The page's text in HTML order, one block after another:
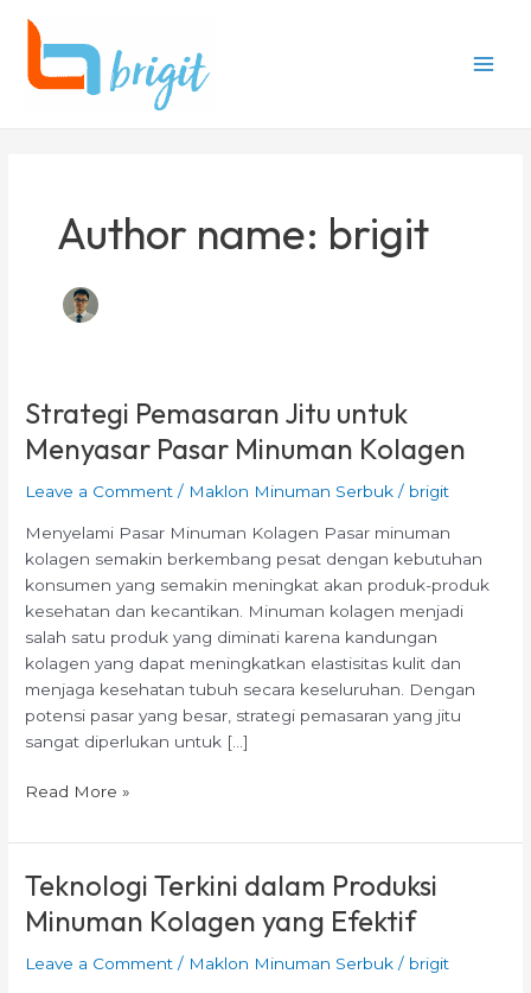
content
Author name: brigit
Strategi Pemasaran Jitu untuk
Menyasar Pasar Minuman Kolagen
Leave a Comment / Maklon Minuman Serbuk / brigit
Menyelami Pasar Minuman Kolagen Pasar minuman
kolagen semakin berkembang pesat dengan kebutuhan
konsumen yang semakin meningkat akan produk-produk
kesehatan dan kecantikan. Minuman kolagen menjadi
salah satu produk yang diminati karena kandungan
kolagen yang dapat meningkatkan elastisitas kulit dan
menjaga kesehatan tubuh secara keseluruhan. Dengan
potensi pasar yang besar, strategi pemasaran yang jitu
sangat diperlukan untuk […]
Strategi
Pemasaran
Jitu
untuk
Pasar
Minuman
Kolagen
Read More »
Teknologi Terkini dalam Produksi
Minuman Kolagen yang Efektif
Leave a Comment / Maklon Minuman Serbuk / brigit
Teknologi
dalam
Produksi
pagination